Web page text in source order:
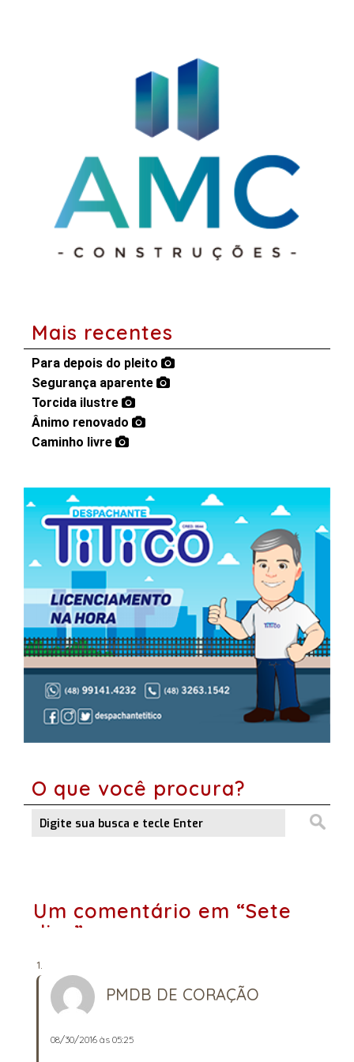
Mais recentes
Para depois do pleito
Segurança aparente
Torcida ilustre
Ânimo renovado
Caminho livre
O que você procura?
Um comentário em “Sete
dias”
PMDB DE CORAÇÃO
08/30/2016 às 05:25